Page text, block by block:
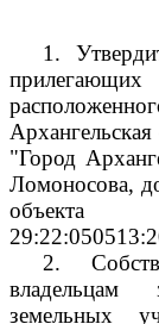
1.
"Город
Ломоносова,
объекта
2.
владельцам
земельных